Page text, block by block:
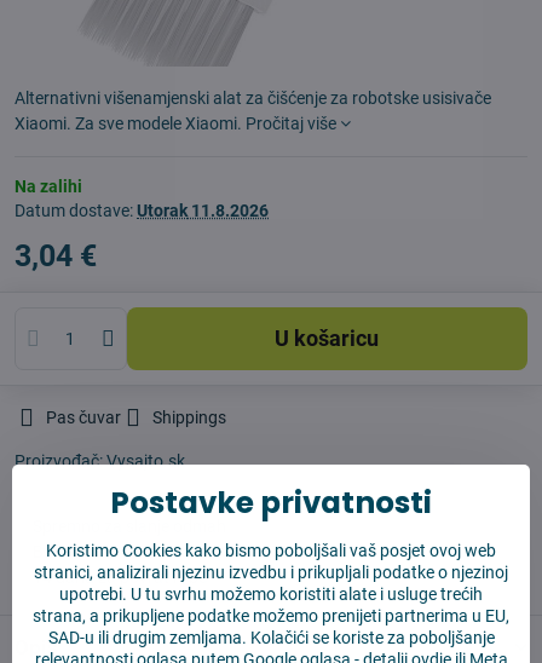
Alternativni višenamjenski alat za čišćenje za robotske usisivače
Xiaomi. Za sve modele Xiaomi. Pročitaj više
Na zalihi
Datum dostave:Utorak 11.8.2026
3,04 €
U košaricu
Pas čuvar Shippings
Proizvođač:Vysajto.sk
✅ BESPLATNA dostava iznad 55 EUR
✅ 14 dana za povrat robe
Opis
Postavke privatnosti
Koristimo Cookies kako bismo poboljšali vaš posjet ovoj web
stranici, analizirali njezinu izvedbu i prikupljali podatke o njezinoj
upotrebi. U tu svrhu možemo koristiti alate i usluge trećih
strana, a prikupljene podatke možemo prenijeti partnerima u EU,
SAD-u ili drugim zemljama. Kolačići se koriste za poboljšanje